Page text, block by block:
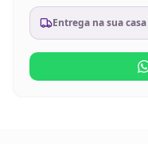
Entrega na sua casa